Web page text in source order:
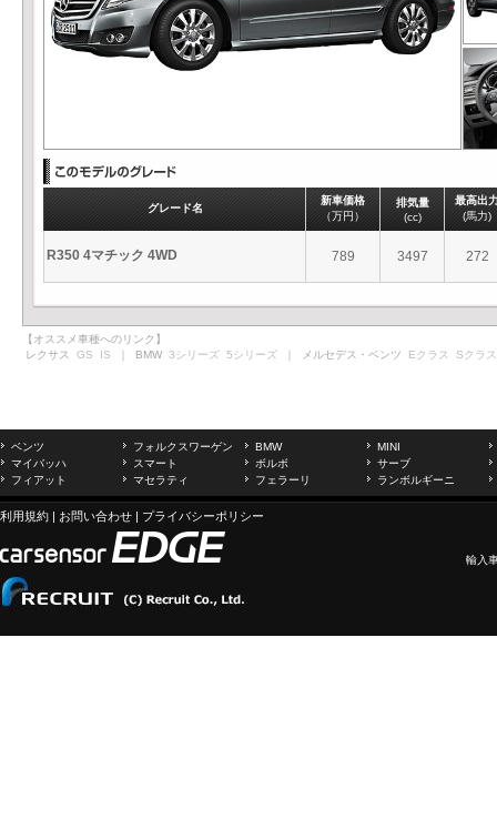
グレード名
新車価格
（万円）
排気量
(cc)
最高出
(馬力)
R350 4マチック 4WD 789 3497 272
【オススメ車種へのリンク】
レクサス GS IS ｜ BMW 3シリーズ 5シリーズ ｜ メルセデス・ベンツ Eクラス Sクラス
ベンツ フォルクスワーゲン BMW
MINI
マイバッハ
スマート ボルボ
サーブ
フィアット
マセラティ フェラーリ ランボルギーニ
利用規約 | お問い合わせ | プライバシーポリシー
輸入